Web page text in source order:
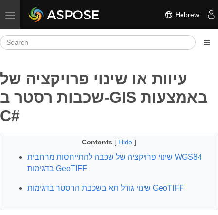
Toggle navigation Hebrew
עיוות או שינוי פרויקציה של
שכבות רסטר ב-GIS באמצעות
C#
Contents [ Hide ]
שינוי פרויקציה של שכבה להתייחסות מרחבית WGS84
בדגימות GeoTIFF
שינוי גודל תא בשכבת הרסטר בדגימות GeoTIFF